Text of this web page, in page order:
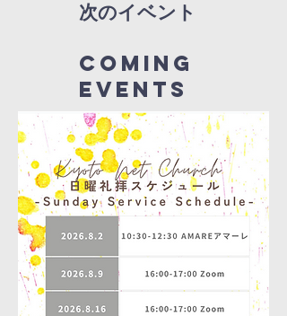
次のイベント
coming
EVENTS